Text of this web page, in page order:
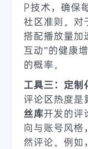
P技术，确保
社区准则。对
搭配播放量加
互动”的健康
的概率。
工具三：定制
评论区热度是
丝库开发的评
向与账号风格
然评论。例如